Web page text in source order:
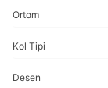
Ortam
Kol Tipi
Desen